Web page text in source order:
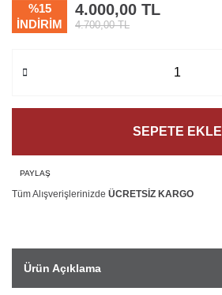
%15
İNDİRİM
4.000,00 TL
4.700,00 TL
SEPETE EKLE
PAYLAŞ
Tüm Alışverişlerinizde ÜCRETSİZ KARGO
Ürün Açıklama